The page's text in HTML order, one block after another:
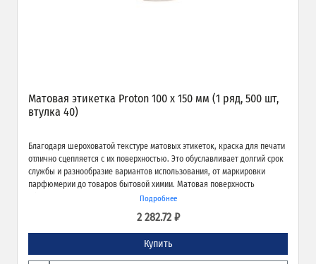
Матовая этикетка Proton 100 х 150 мм (1 ряд, 500 шт,
втулка 40)
Благодаря шероховатой текстуре матовых этикеток, краска для печати
отлично сцепляется с их поверхностью. Это обуславливает долгий срок
службы и разнообразие вариантов использования, от маркировки
парфюмерии до товаров бытовой химии. Матовая поверхность
обеспечивает превосходное качество печати и широкие возможности
Подробнее
2 282.72 ₽
Купить